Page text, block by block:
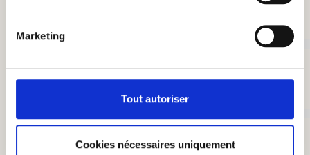
Marketing
Tout autoriser
Cookies nécessaires uniquement
0%